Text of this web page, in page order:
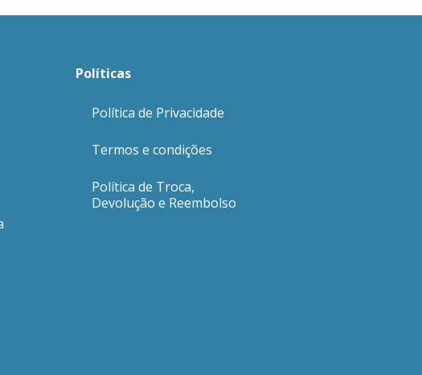
Políticas
Política de Privacidade
Termos e condições
Política de Troca,
Devolução e Reembolso